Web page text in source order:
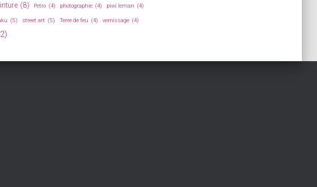
(8) Petro (4) photographie (4) piwi leman (4)
(5) street art (5) Terre de feu (4) vernissage (4)